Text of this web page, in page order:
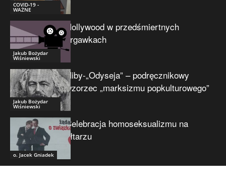
COVID-19 -
WAŻNE
Jakub Bożydar
Wiśniewski
Hollywood w przedśmiertnych
drgawkach
Jakub Bożydar
Wiśniewski
Niby-„Odyseja” – podręcznikowy
wzorzec „marksizmu popkulturowego”
o. Jacek Gniadek
Celebracja homoseksualizmu na
ołtarzu